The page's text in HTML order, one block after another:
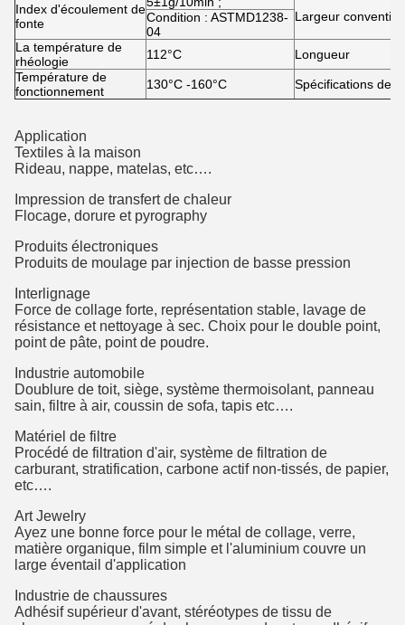
Index d'écoulement de
fonte
Largeur
Condition : ASTMD1238-
04
La température de
rhéologie
112°C
Longueur
Température de
fonctionnement
130°C -160°C Spécifications de
Application
Textiles à la maison
Rideau, nappe, matelas, etc….
Impression de transfert de chaleur
Flocage, dorure et pyrography
Produits électroniques
Produits de moulage par injection de basse pression
Interlignage
Force de collage forte, représentation stable, lavage de
résistance et nettoyage à sec. Choix pour le double point,
point de pâte, point de poudre.
Industrie automobile
Doublure de toit, siège, système thermoisolant, panneau
sain, filtre à air, coussin de sofa, tapis etc….
Matériel de filtre
Procédé de filtration d'air, système de filtration de
carburant, stratification, carbone actif non-tissés, de papier,
etc….
Art Jewelry
Ayez une bonne force pour le métal de collage, verre,
matière organique, film simple et l'aluminium couvre un
large éventail d'application
Industrie de chaussures
Adhésif supérieur d'avant, stéréotypes de tissu de